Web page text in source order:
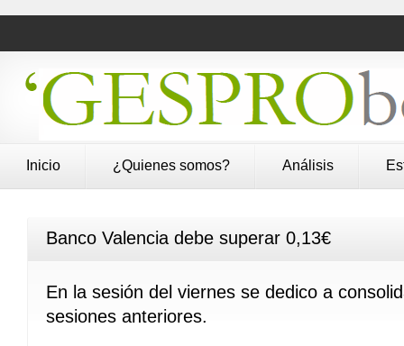
Inicio ¿Quienes somos? Análisis
Banco Valencia debe superar 0,13€
En la sesión del viernes se dedico a
sesiones anteriores.